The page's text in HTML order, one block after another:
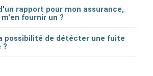
rapport pour mon assurance,
fournir un ?
possibilité de détécter une fuite
?